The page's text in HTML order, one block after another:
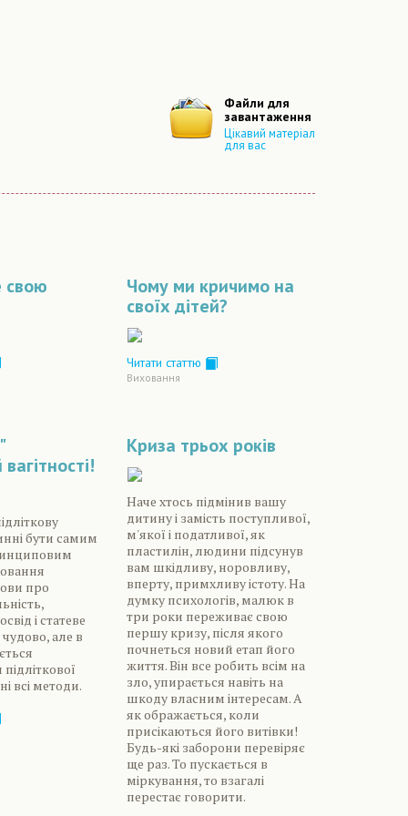
Файли для
завантаження
Цікавий матеріал
для вас
свою
Чому ми кричимо на
своїх дітей?
Читати статтю
Виховання
вагітності!
бути самим
про
і статеве
але в
всі методи.
Криза трьох років
Наче хтось підмінив вашу
дитину і замість поступливої,
м'якої і податливої, як
пластилін, людини підсунув
вам шкідливу, норовливу,
вперту, примхливу істоту. На
думку психологів, малюк в
три роки переживає свою
першу кризу, після якого
почнеться новий етап його
життя. Він все робить всім на
зло, упирається навіть на
шкоду власним інтересам. А
як ображається, коли
присікаються його витівки!
Будь-які заборони перевіряє
ще раз. То пускається в
міркування, то взагалі
перестає говорити.